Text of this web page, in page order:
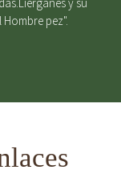
pez".